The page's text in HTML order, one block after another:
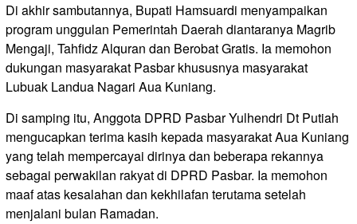
Di akhir sambutannya, Bupati Hamsuardi menyampaikan
program unggulan Pemerintah Daerah diantaranya Magrib
Mengaji, Tahfidz Alquran dan Berobat Gratis. Ia memohon
dukungan masyarakat Pasbar khususnya masyarakat
Lubuak Landua Nagari Aua Kuniang.
Di samping itu, Anggota DPRD Pasbar Yulhendri Dt Putiah
mengucapkan terima kasih kepada masyarakat Aua Kuniang
yang telah mempercayai dirinya dan beberapa rekannya
sebagai perwakilan rakyat di DPRD Pasbar. Ia memohon
maaf atas kesalahan dan kekhilafan terutama setelah
menjalani bulan Ramadan.